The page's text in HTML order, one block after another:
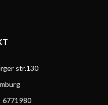
str.130
6771980